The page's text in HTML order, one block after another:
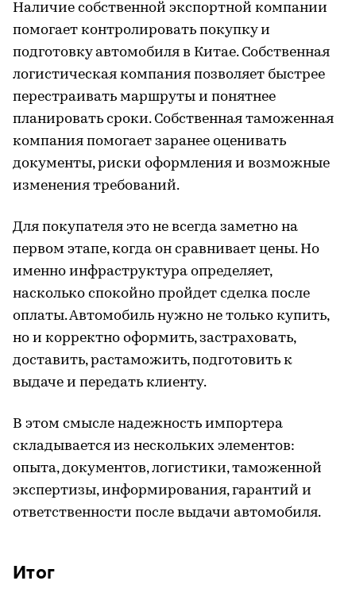
Наличие собственной экспортной компании
помогает контролировать покупку и
подготовку автомобиля в Китае. Собственная
логистическая компания позволяет быстрее
перестраивать маршруты и понятнее
планировать сроки. Собственная таможенная
компания помогает заранее оценивать
документы, риски оформления и возможные
изменения требований.
Для покупателя это не всегда заметно на
первом этапе, когда он сравнивает цены. Но
именно инфраструктура определяет,
насколько спокойно пройдет сделка после
оплаты. Автомобиль нужно не только купить,
но и корректно оформить, застраховать,
доставить, растаможить, подготовить к
выдаче и передать клиенту.
В этом смысле надежность импортера
складывается из нескольких элементов:
опыта, документов, логистики, таможенной
экспертизы, информирования, гарантий и
ответственности после выдачи автомобиля.
Итог